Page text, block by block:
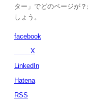
ター」でどのページが
しょう。
facebook
X
LinkedIn
Hatena
RSS